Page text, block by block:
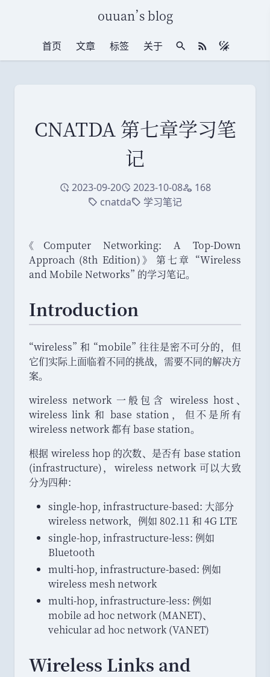
ouuan’s blog
首页 文章 标签 关于 站内搜索RSS 订阅
CNATDA 第七章学习笔
记
创建于
2023-09-20修改于
2023-10-08访问量
168
标签cnatda标签学习笔记
《 Computer Networking: A Top-Down
Approach (8th Edition)》 第七章 “Wireless
and Mobile Networks” 的学习笔记。
Introduction
“wireless” 和 “mobile” 往往是密不可分的，
但
它们实际上面临着不同的挑战， 需要不同的解决方
案。
wireless network 一般包含 wireless host、
wireless link 和 base station ，
但不是所有
wireless network 都有 base station。
根据 wireless hop 的次数、 是否有 base station
(infrastructure)，
wireless network 可以大致
分为四种：
single-hop, infrastructure-based: 大部分
wireless network， 例如 802.11 和 4G LTE
single-hop, infrastructure-less: 例如
Bluetooth
multi-hop, infrastructure-based: 例如
wireless mesh network
multi-hop, infrastructure-less: 例如
mobile ad hoc network (MANET)、
vehicular ad hoc network (VANET)
Wireless Links and